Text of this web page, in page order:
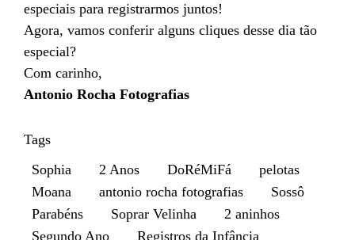
especiais para registrarmos juntos!
Agora, vamos conferir alguns cliques desse dia tão
especial?
Com carinho,
Antonio Rocha Fotografias
Tags
Sophia
2 Anos DoRéMiFá
pelotas
Moana
antonio rocha fotografias
Sossô
Parabéns
Soprar Velinha
2 aninhos
Segundo Ano
Registros da Infância